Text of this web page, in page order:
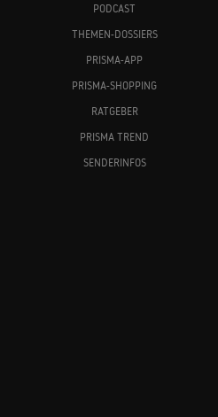
PODCAST
THEMEN-DOSSIERS
PRISMA-APP
PRISMA-SHOPPING
RATGEBER
PRISMA TREND
SENDERINFOS